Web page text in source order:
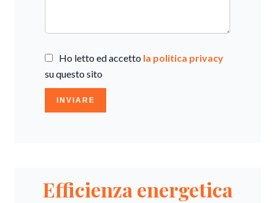
Ho letto ed accetto la politica privacy
su questo sito
INVIARE
Efficienza energetica